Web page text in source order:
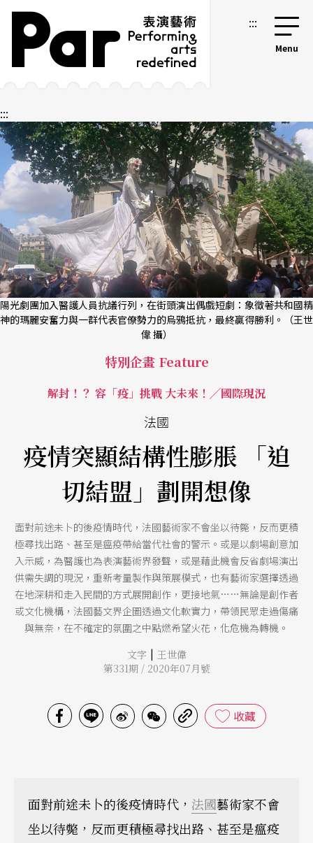
跳到主要內容區塊
網站導覽 :::
:::
陽光劇團加入醫護人員抗議行列，在街頭演出偶戲短劇：象徵著共和國精
神的瑪麗安奮力與一群代表官僚勢力的烏鴉抵抗，最終贏得勝利。（王世
偉 攝）
特別企畫 Feature
解封！？ 容「疫」挑戰 大未來！╱國際現況
法國
疫情突顯結構性膨脹 「迫
切結盟」劃開想像
面對前途未卜的後疫情時代，法國藝術家不會坐以待斃，反而更積
極尋找出路、甚至是瘟疫帶給當代社會的警示。或是以劇場創意加
入示威，為醫護也為表演藝術界發聲，或是藉此機會反省劇場演出
供需失調的現況，重新考量製作與策展模式，也有藝術家選擇透過
在地深耕和走入民間的方式展開創作，更接地氣……無論是創作者
或文化機構，法國藝文界企圖透過文化軟實力，帶領民眾走過傷痛
與無奈，在不確定的氛圍之中點燃希望火花，化危機為轉機。
文字 | 王世偉
第331期 / 2020年07月號
收藏
面對前途未卜的後疫情時代， 法國藝術家不會
坐以待斃，反而更積極尋找出路、甚至是瘟疫